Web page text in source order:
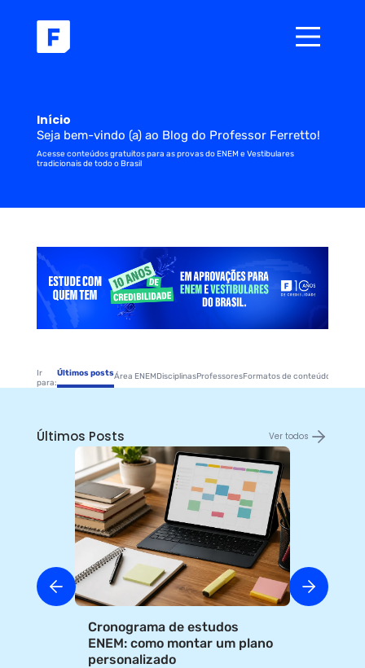
Início
Seja bem-vindo (a) ao Blog do Professor Ferretto!
Acesse conteúdos gratuitos para as provas do ENEM e Vestibulares
tradicionais de todo o Brasil
Ir
para:
Últimos postsÁrea ENEMDisciplinasProfessoresFormatos de conteúdos
Últimos Posts Ver todos
Cronograma de estudos
ENEM: como montar um plano
personalizado